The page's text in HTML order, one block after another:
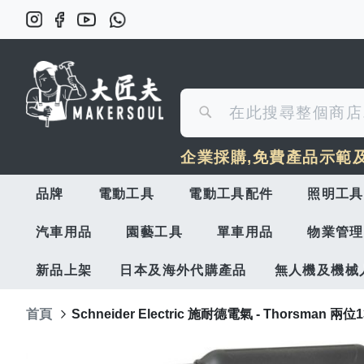
尋
搜
尋
企業採購,免費產品示範
品牌 電動工具 電動工具配件 照明工具
汽車用品 園藝工具 單車用品 物業管
新品上架 日本及海外代購產品 無人機及機械
首頁 Schneider Electric 施耐德電氣 - Thorsman 兩位